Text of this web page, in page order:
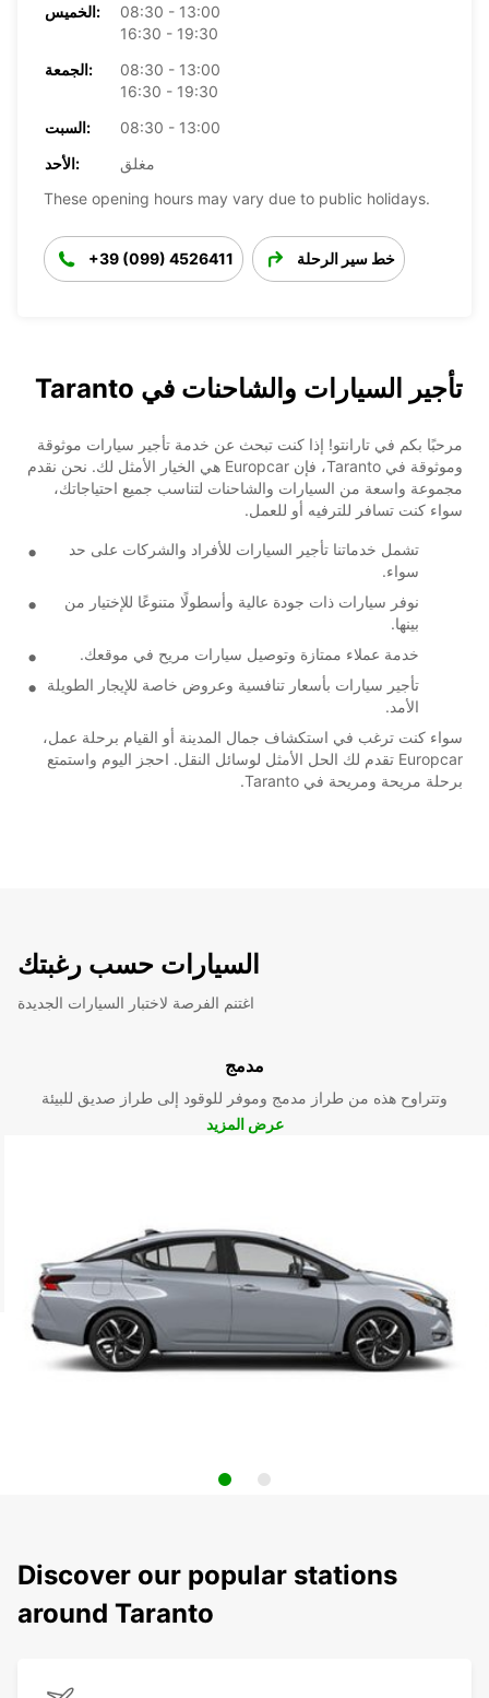
الخميس:
08:30 - 13:00
16:30 - 19:30
الجمعة:
08:30 - 13:00
16:30 - 19:30
السبت:
08:30 - 13:00
الأحد:
مغلق
These opening hours may vary due to public holidays.
+39 (099) 4526411 خط سير الرحلة
تأجير السيارات والشاحنات في Taranto
مرحبًا بكم في تارانتو! إذا كنت تبحث عن خدمة تأجير سيارات موثوقة
وموثوقة في Taranto، فإن Europcar هي الخيار الأمثل لك. نحن نقدم
مجموعة واسعة من السيارات والشاحنات لتناسب جميع احتياجاتك،
سواء كنت تسافر للترفيه أو للعمل.
تشمل خدماتنا تأجير السيارات للأفراد والشركات على حد
سواء.
نوفر سيارات ذات جودة عالية وأسطولًا متنوعًا للإختيار من
بينها.
خدمة عملاء ممتازة وتوصيل سيارات مريح في موقعك.
تأجير سيارات بأسعار تنافسية وعروض خاصة للإيجار الطويلة
الأمد.
سواء كنت ترغب في استكشاف جمال المدينة أو القيام برحلة عمل،
Europcar تقدم لك الحل الأمثل لوسائل النقل. احجز اليوم واستمتع
برحلة مريحة ومريحة في Taranto.
السيارات حسب رغبتك
اغتنم الفرصة لاختبار السيارات الجديدة
مدمج
وتتراوح هذه من طراز مدمج وموفر للوقود إلى طراز صديق للبيئة
عرض المزيد
Discover our popular stations
around Taranto